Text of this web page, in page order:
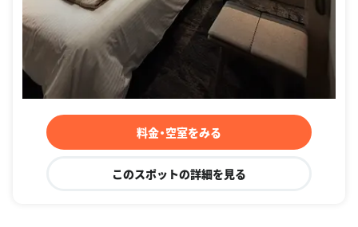
料金・空室をみる
このスポットの詳細を見る